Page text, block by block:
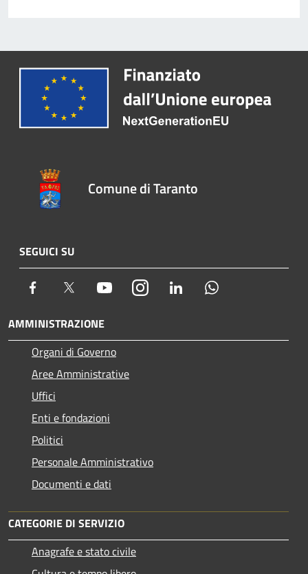
Comune di Taranto
SEGUICI SU
Facebook Twitter YoutubeInstagram LinkedIn
AMMINISTRAZIONE
Organi di Governo
Aree Amministrative
Uffici
Enti e fondazioni
Politici
Personale Amministrativo
Documenti e dati
CATEGORIE DI SERVIZIO
Anagrafe e stato civile